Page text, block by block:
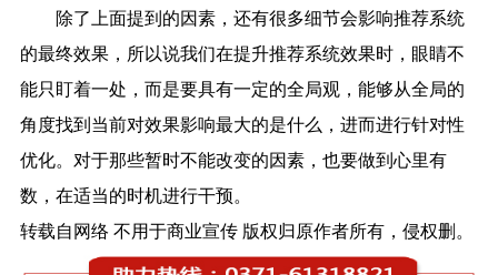
除了上面提到的因素，还有很多细节会影响推荐系统
的最终效果，所以说我们在提升推荐系统效果时，眼睛不
能只盯着一处，而是要具有一定的全局观，能够从全局的
角度找到当前对效果影响最大的是什么，进而进行针对性
优化。对于那些暂时不能改变的因素，也要做到心里有
数，在适当的时机进行干预。
转载自网络 不用于商业宣传 版权归原作者所有，侵权删。